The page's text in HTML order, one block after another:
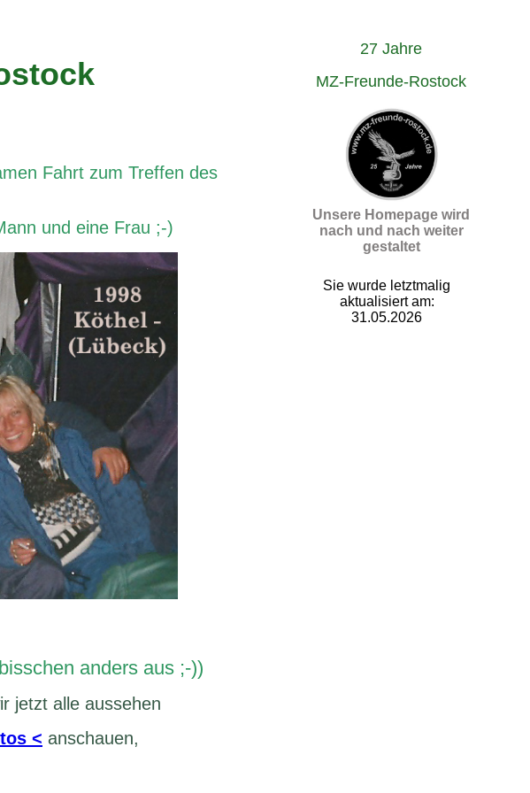
Fahrt zum Treffen des
und eine Frau ;-)
anders aus ;-))
jetzt alle aussehen
< anschauen,
27 Jahre
MZ-Freunde-Rostock
Unsere Homepage wird
nach und nach weiter
gestaltet
Sie wurde letztmalig
aktualisiert am:
31.05.2026